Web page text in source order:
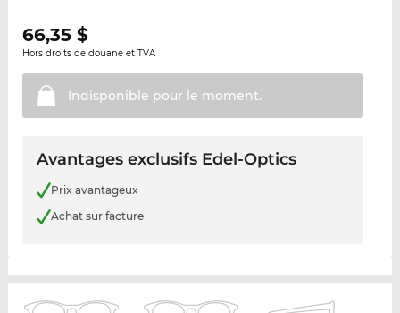
66,35$
Hors droits de douane et TVA
Indisponible pour le moment.
Avantages exclusifs Edel-Optics
Prix avantageux
Achat sur facture